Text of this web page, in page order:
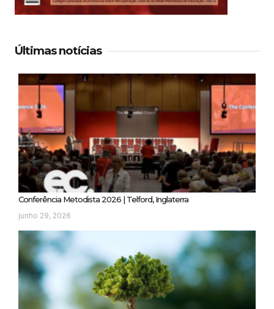
Últimas notícias
Conferência Metodista 2026 | Telford, Inglaterra
junho 29, 2026